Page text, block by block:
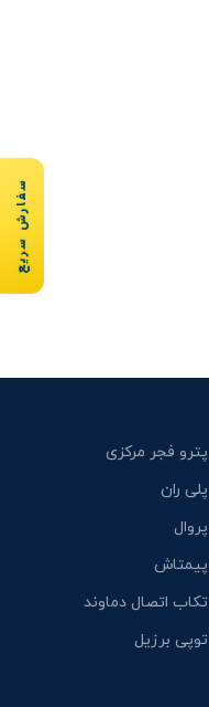
پترو فجر مرکزی
پلی ران
پروال
پیمتاش
تکاب اتصال دماوند
توپی برزیل
سفارش سریع